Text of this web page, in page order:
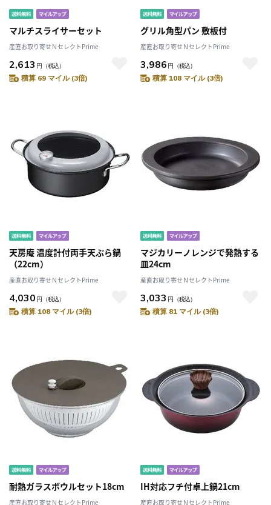
マルチスライサーセット
産直お取り寄せＮセレクトPrime
2,613 円 （税込）
積算 69 マイル (3倍)
グリル角型パン 敷板付
産直お取り寄せＮセレクトPrime
3,986 円 （税込）
積算 108 マイル (3倍)
天房庵 温度計付両手天ぷら鍋
（22cm）
産直お取り寄せＮセレクトPrime
4,030 円 （税込）
積算 108 マイル (3倍)
マジカリーノレンジで発熱する
皿24cm
産直お取り寄せＮセレクトPrime
3,033 円 （税込）
積算 81 マイル (3倍)
耐熱ガラスボウルセット18cm
産直お取り寄せＮセレクトPrime
IH対応フチ付卓上鍋21cm
産直お取り寄せＮセレクトPrime